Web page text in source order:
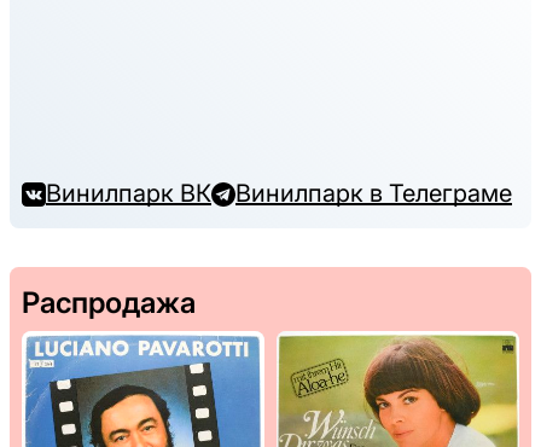
Винилпарк ВК Винилпарк в Телеграме
Распродажа